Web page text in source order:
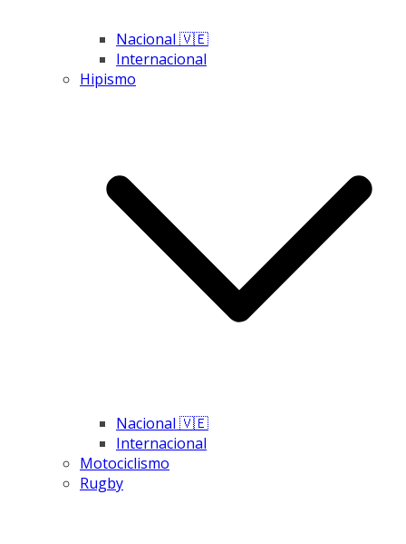
Nacional 🇻🇪
Internacional
Hipismo
Nacional 🇻🇪
Internacional
Motociclismo
Rugby